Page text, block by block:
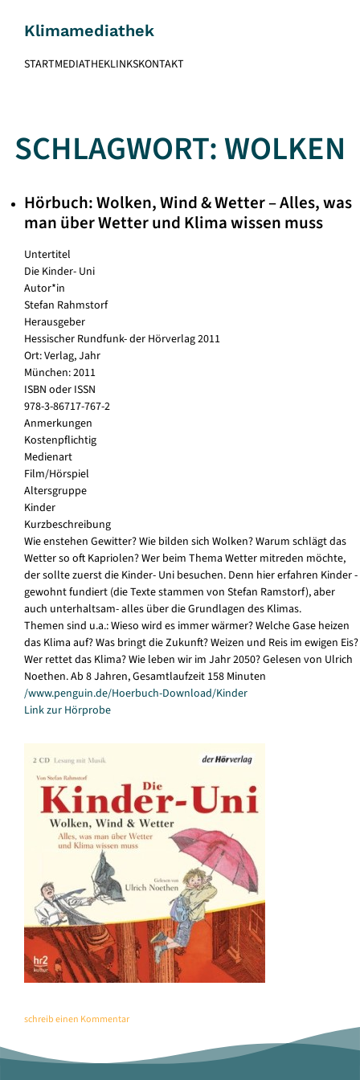
content
Klimamediathek
STARTMEDIATHEKLINKSKONTAKT
SCHLAGWORT:WOLKEN
Hörbuch: Wolken, Wind & Wetter – Alles, was
man über Wetter und Klima wissen muss
Untertitel
Die Kinder- Uni
Autor*in
Stefan Rahmstorf
Herausgeber
Hessischer Rundfunk- der Hörverlag 2011
Ort: Verlag, Jahr
München: 2011
ISBN oder ISSN
978-3-86717-767-2
Anmerkungen
Kostenpflichtig
Medienart
Film/Hörspiel
Altersgruppe
Kinder
Kurzbeschreibung
Wie enstehen Gewitter? Wie bilden sich Wolken? Warum schlägt das
Wetter so oft Kapriolen? Wer beim Thema Wetter mitreden möchte,
der sollte zuerst die Kinder- Uni besuchen. Denn hier erfahren Kinder -
gewohnt fundiert (die Texte stammen von Stefan Ramstorf), aber
auch unterhaltsam- alles über die Grundlagen des Klimas.
Themen sind u.a.: Wieso wird es immer wärmer? Welche Gase heizen
das Klima auf? Was bringt die Zukunft? Weizen und Reis im ewigen Eis?
Wer rettet das Klima? Wie leben wir im Jahr 2050? Gelesen von Ulrich
Noethen. Ab 8 Jahren, Gesamtlaufzeit 158 Minuten
/www.penguin.de/Hoerbuch-Download/Kinder
Link zur Hörprobe
schreib einen Kommentar